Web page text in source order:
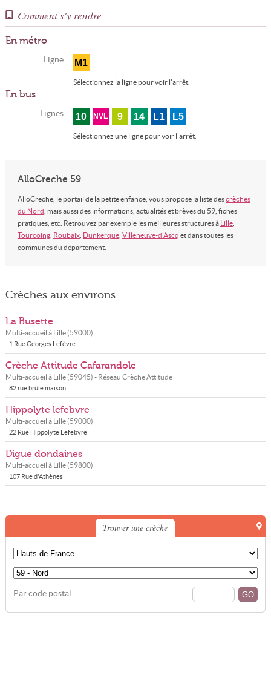
Comment s'y rendre
En métro
Ligne: M1
Sélectionnez la ligne pour voir l'arrêt.
En bus
Lignes: 10 NVL 9 14 L1 L5
Sélectionnez une ligne pour voir l'arrêt.
AlloCreche 59
AlloCreche, le portail de la petite enfance, vous propose la liste descrèches
du Nord , mais aussi des informations, actualités et brèves du 59, fiches
pratiques, etc. Retrouvez par exemple les meilleures structures à Lille,
Tourcoing, Roubaix, Dunkerque, Villeneuve-d'Ascq et dans toutes les
communes du département.
Crèches aux environs
La Busette
Multi-accueil à Lille(59000)
1 Rue Georges Lefèvre
Crèche Attitude Cafarandole
Multi-accueil à Lille(59045) - Réseau Crèche Attitude
82 rue brûle maison
Hippolyte lefebvre
Multi-accueil à Lille(59000)
22 Rue Hippolyte Lefebvre
Digue dondaines
Multi-accueil à Lille(59800)
107 Rue d'Athènes
Trouver une crèche
Par code postal